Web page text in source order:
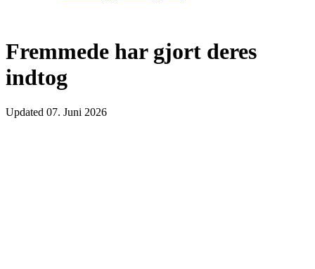
Fremmede har gjort deres
indtog
Updated 07. Juni 2026